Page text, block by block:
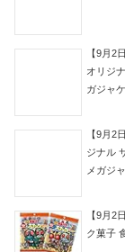
【9月2
オリジ
ガジャケ
【9月2
ジナル
メガジャ
【9月2
ク菓子